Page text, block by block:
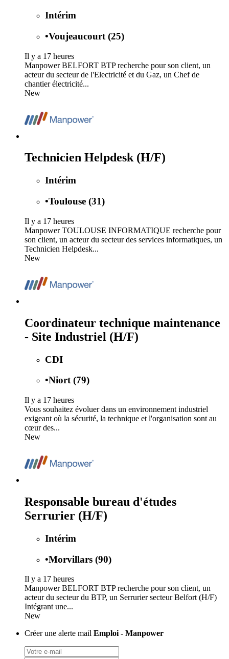
Intérim
•Voujeaucourt (25)
Il y a 17 heures
Manpower BELFORT BTP recherche pour son client, un
acteur du secteur de l'Electricité et du Gaz, un Chef de
chantier électricité...
New
Technicien Helpdesk (H/F)
Intérim
•Toulouse (31)
Il y a 17 heures
Manpower TOULOUSE INFORMATIQUE recherche pour
son client, un acteur du secteur des services informatiques, un
Technicien Helpdesk...
New
Coordinateur technique maintenance
- Site Industriel (H/F)
CDI
•Niort (79)
Il y a 17 heures
Vous souhaitez évoluer dans un environnement industriel
exigeant où la sécurité, la technique et l'organisation sont au
cœur des...
New
Responsable bureau d'études
Serrurier (H/F)
Intérim
•Morvillars (90)
Il y a 17 heures
Manpower BELFORT BTP recherche pour son client, un
acteur du secteur du BTP, un Serrurier secteur Belfort (H/F)
Intégrant une...
New
Créer une alerte mail Emploi - Manpower